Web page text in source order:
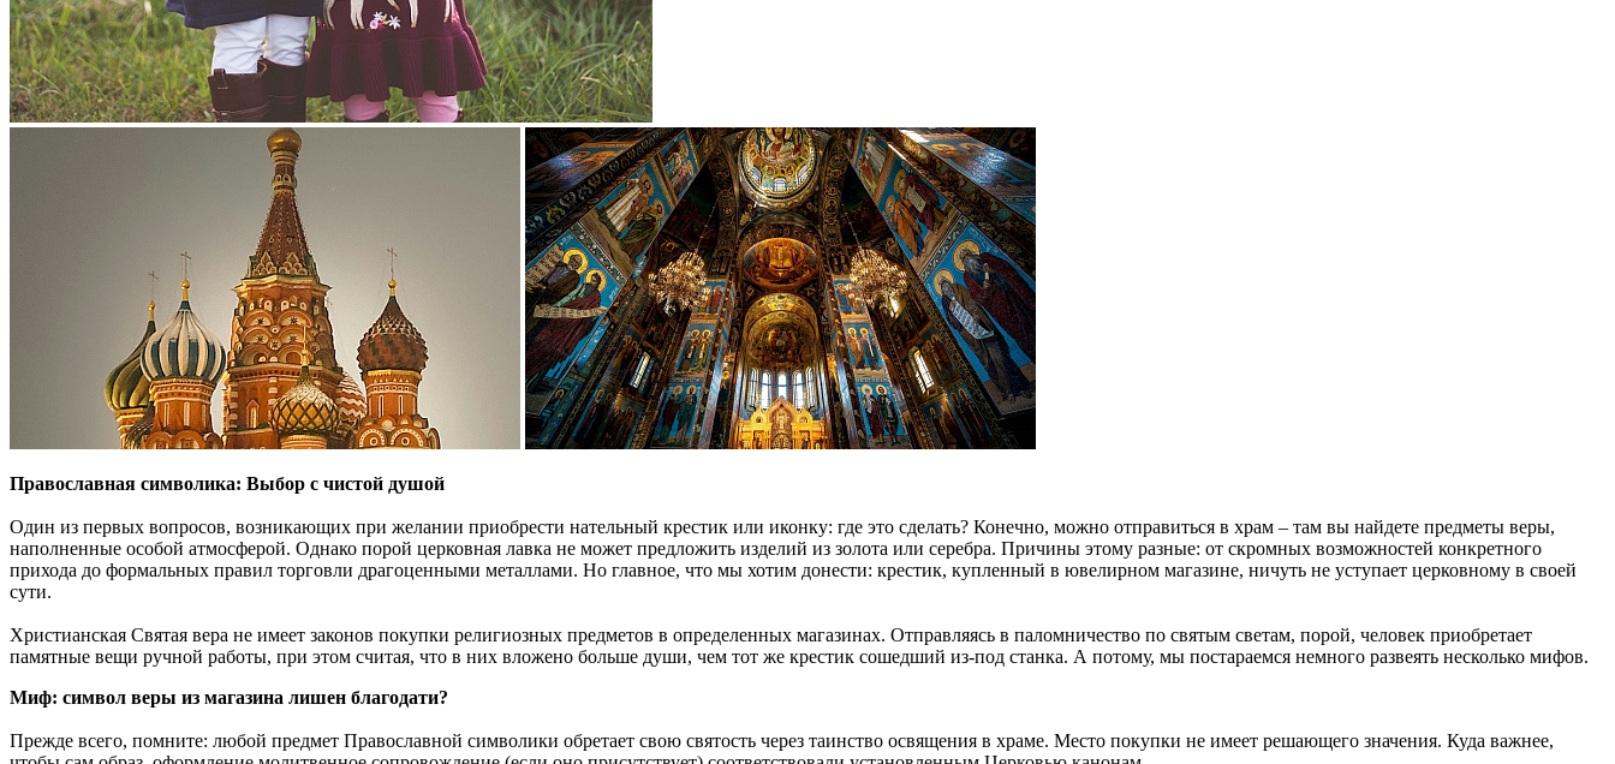
Православная символика: Выбор с чистой душой
Один из первых вопросов, возникающих при желании приобрести нательный крестик или иконку: где это сделать? Конечно, можно отправиться в храм – там вы найдете предметы веры,
наполненные особой атмосферой. Однако порой церковная лавка не может предложить изделий из золота или серебра. Причины этому разные: от скромных возможностей конкретного
прихода до формальных правил торговли драгоценными металлами. Но главное, что мы хотим донести: крестик, купленный в ювелирном магазине, ничуть не уступает церковному в своей
сути.
Христианская Святая вера не имеет законов покупки религиозных предметов в определенных магазинах. Отправляясь в паломничество по святым светам, порой, человек приобретает
памятные вещи ручной работы, при этом считая, что в них вложено больше души, чем тот же крестик сошедший из-под станка. А потому, мы постараемся немного развеять несколько мифов.
Миф: символ веры из магазина лишен благодати?
Прежде всего, помните: любой предмет Православной символики обретает свою святость через таинство освящения в храме. Место покупки не имеет решающего значения. Куда важнее,